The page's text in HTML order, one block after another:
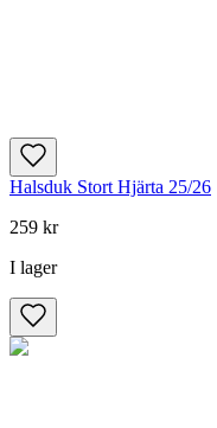
Halsduk Stort Hjärta 25/26
259 kr
I lager